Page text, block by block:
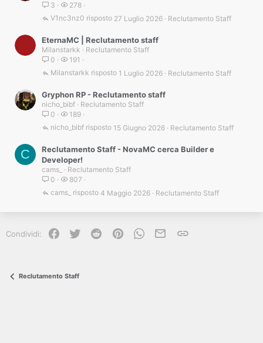
3
278
Reclutamento Staff
27 Luglio 2026
V1nc3nz0
EternaMC | Reclutamento staff
Milanstarkk
Reclutamento Staff
0
191
Reclutamento Staff
1 Luglio 2026
Milanstarkk
Gryphon RP - Reclutamento staff
nicho_bibf
Reclutamento Staff
0
189
Reclutamento Staff
15 Giugno 2026
nicho_bibf
C
Reclutamento Staff - NovaMC cerca Builder e
Developer!
cams_
Reclutamento Staff
0
807
Reclutamento Staff
4 Maggio 2026
cams_
Condividi: Facebook
Twitter Reddit PinterestWhatsApp
e-mailLink
Reclutamento Staff